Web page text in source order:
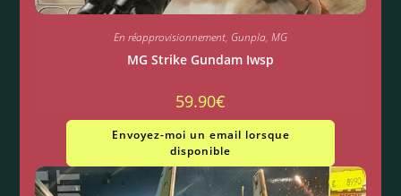
En réapprovisionnement, Gunpla, MG
MG Strike Gundam Iwsp
59.90€
Envoyez-moi un email lorsque
disponible